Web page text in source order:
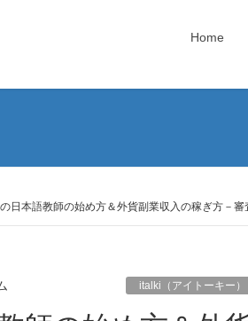
Home
日本語教師の始め方＆外貨副業収入の稼ぎ方－
italki（アイトーキー）